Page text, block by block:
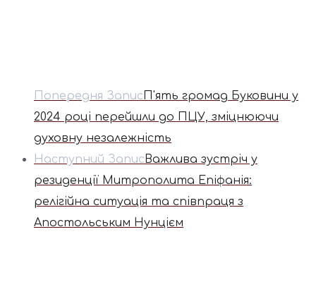
Попередня ЗаписП'ять громад Буковини у
2024 році перейшли до ПЦУ, зміцнюючи
духовну незалежність
Наступний Запис Важлива зустріч у
резиденції Митрополита Епіфанія:
релігійна ситуація та співпраця з
Апостольським Нунцієм